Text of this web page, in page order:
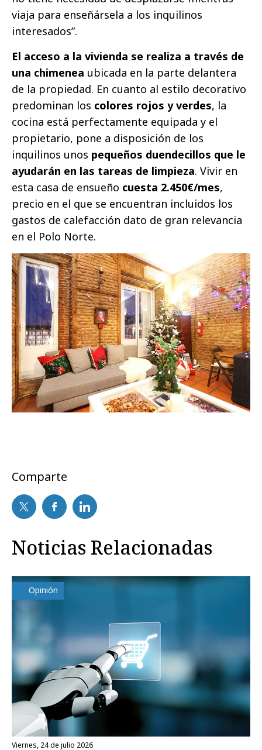
viaja para enseñársela a los inquilinos
interesados”.
El acceso a la vivienda se realiza a través de
una chimenea ubicada en la parte delantera
de la propiedad. En cuanto al estilo decorativo
predominan los colores rojos y verdes, la
cocina está perfectamente equipada y el
propietario, pone a disposición de los
inquilinos unos pequeños duendecillos que le
ayudarán en las tareas de limpieza. Vivir en
esta casa de ensueño cuesta 2.450€/mes,
precio en el que se encuentran incluidos los
gastos de calefacción dato de gran relevancia
en el Polo Norte.
Comparte
Noticias Relacionadas
Opinión
viernes, 24 de julio 2026